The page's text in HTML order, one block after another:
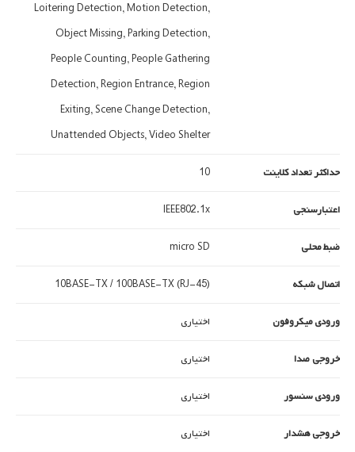
Loitering Detection, Motion Detection,
Object Missing, Parking Detection,
People Counting, People Gathering
Detection, Region Entrance, Region
Exiting, Scene Change Detection,
Unattended Objects, Video Shelter
حداکثر تعداد کلاینت 10
اعتبارسنجی IEEE802.1x
ضبط محلی micro SD
اتصال شبکه 10BASE-TX / 100BASE-TX (RJ-45)
ورودی میکروفون اختیاری
خروجی صدا اختیاری
ورودی سنسور اختیاری
خروجی هشدار اختیاری